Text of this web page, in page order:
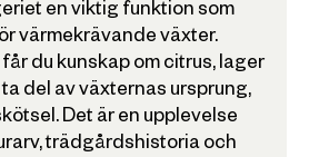
en viktig funktion som
värmekrävande växter.
du kunskap om citrus, lager
del av växternas ursprung,
Det är en upplevelse
trädgårdshistoria och